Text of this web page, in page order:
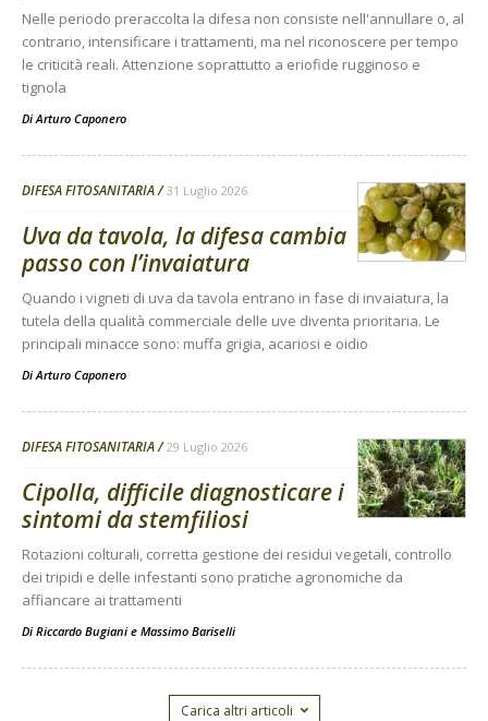
Nelle periodo preraccolta la difesa non consiste nell'annullare o, al
contrario, intensificare i trattamenti, ma nel riconoscere per tempo
le criticità reali. Attenzione soprattutto a eriofide rugginoso e
tignola
Di Arturo Caponero
DIFESA FITOSANITARIA 31 Luglio 2026
Uva da tavola, la difesa cambia
passo con l’invaiatura
Quando i vigneti di uva da tavola entrano in fase di invaiatura, la
tutela della qualità commerciale delle uve diventa prioritaria. Le
principali minacce sono: muffa grigia, acariosi e oidio
Di Arturo Caponero
DIFESA FITOSANITARIA 29 Luglio 2026
Cipolla, difficile diagnosticare i
sintomi da stemfiliosi
Rotazioni colturali, corretta gestione dei residui vegetali, controllo
dei tripidi e delle infestanti sono pratiche agronomiche da
affiancare ai trattamenti
Di Riccardo Bugiani e Massimo Bariselli
Carica altri articoli